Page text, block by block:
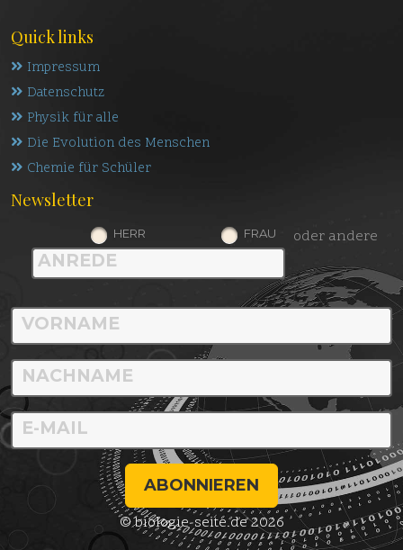
Quick links
Impressum
Datenschutz
Physik für alle
Die Evolution des Menschen
Chemie für Schüler
Newsletter
HERR FRAU oder andere
ABONNIEREN
© biologie-seite.de 2026